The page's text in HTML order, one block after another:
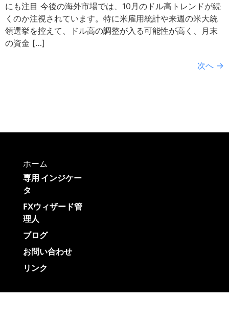
にも注目 今後の海外市場では、10月のドル高トレンドが続
くのか注視されています。特に米雇用統計や来週の米大統
領選挙を控えて、ドル高の調整が入る可能性が高く、月末
の資金 […]
次へ →
ホーム
専用 インジケー
タ
FXウィザード管
理人
ブログ
お問い合わせ
リンク